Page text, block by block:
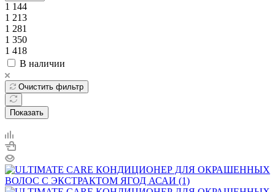
1 144
1 213
1 281
1 350
1 418
В наличии
Очистить фильтр
Показать